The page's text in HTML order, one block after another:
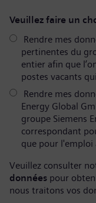
Veuillez faire un
Rendre mes
pertinentes du
entier afin que
postes vacants
Rendre mes
Energy Global
groupe Siemens
correspondant
que pour l'emploi
Veuillez consulter
données pour
nous traitons vos